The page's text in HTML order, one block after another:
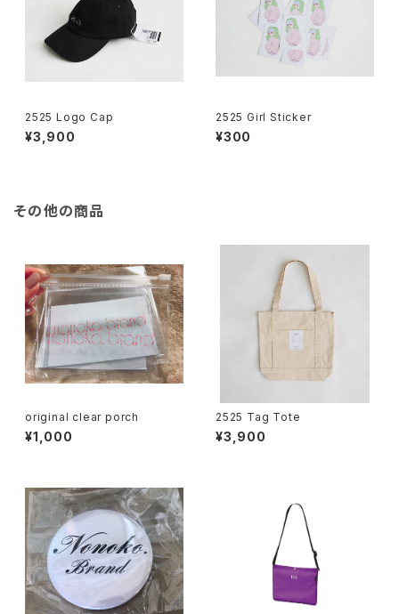
2525 Logo Cap
¥3,900
2525 Girl Sticker
¥300
その他の商品
original clear porch
¥1,000
2525 Tag Tote
¥3,900